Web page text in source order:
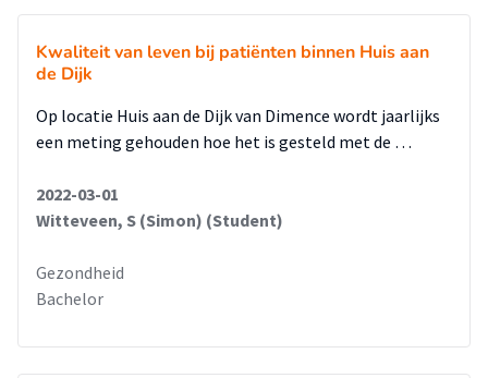
Kwaliteit van leven bij patiënten binnen Huis aan
de Dijk
Op locatie Huis aan de Dijk van Dimence wordt jaarlijks
een meting gehouden hoe het is gesteld met de …
2022-03-01
Witteveen, S (Simon) (Student)
Gezondheid
Bachelor